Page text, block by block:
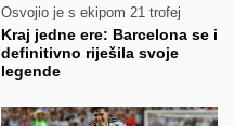
Osvojio je s ekipom 21 trofej
Kraj jedne ere: Barcelona se i
definitivno riješila svoje
legende